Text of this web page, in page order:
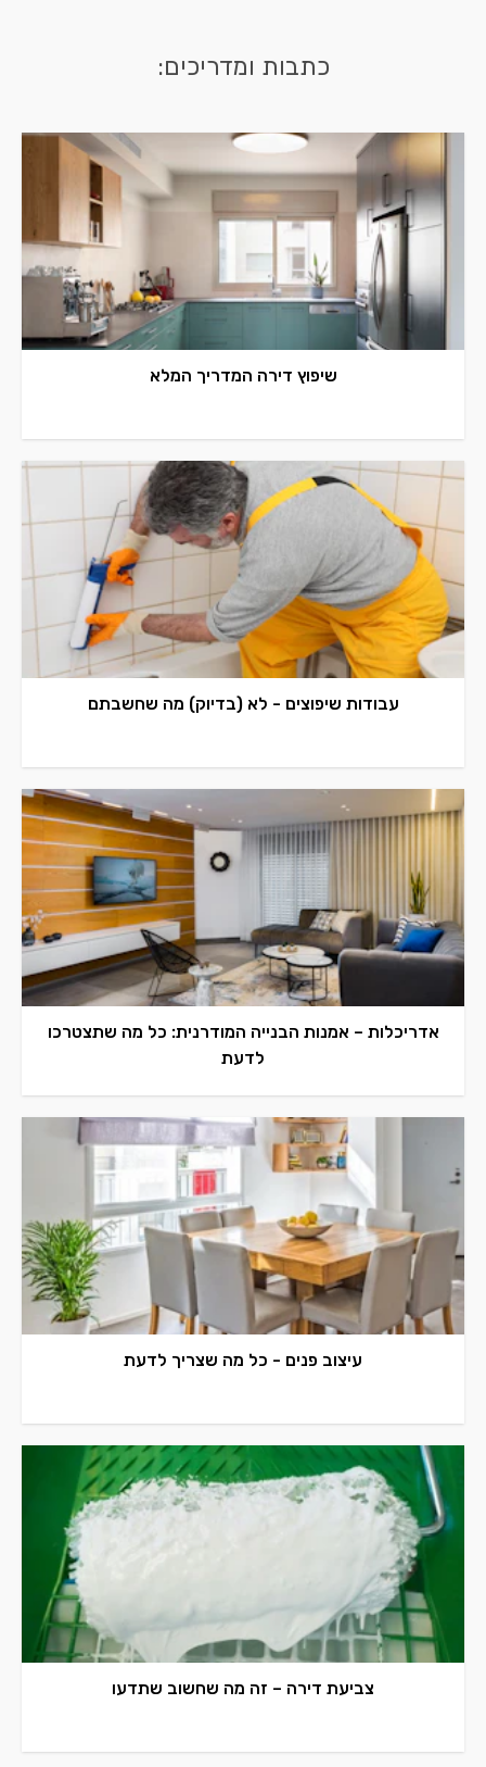
כתבות ומדריכים:
שיפוץ דירה המדריך המלא
עבודות שיפוצים - לא (בדיוק) מה שחשבתם
אדריכלות – אמנות הבנייה המודרנית: כל מה שתצטרכו
לדעת
עיצוב פנים - כל מה שצריך לדעת
צביעת דירה – זה מה שחשוב שתדעו